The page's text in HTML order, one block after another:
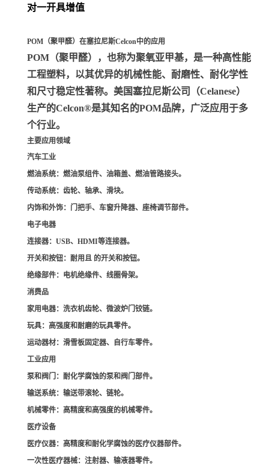
对一开具增值
POM（聚甲醛）在塞拉尼斯Celcon中的应用
POM（聚甲醛）
，也称为聚氧亚甲基，是一种高性能
工程塑料，以其优异的机械性能、耐磨性、耐化学性
和尺寸稳定性著称。美国塞拉尼斯公司（Celanese）
生产的Celcon®是其知名的POM品牌，广泛应用于多
个行业。
主要应用领域
汽车工业
燃油系统：燃油泵组件、油箱盖、燃油管路接头。
传动系统：齿轮、轴承、滑块。
内饰和外饰：门把手、车窗升降器、座椅调节部件。
电子电器
连接器：USB、HDMI等连接器。
开关和按钮：耐用且 的开关和按钮。
绝缘部件：电机绝缘件、线圈骨架。
消费品
家用电器：洗衣机齿轮、微波炉门铰链。
玩具：高强度和耐磨的玩具零件。
运动器材：滑雪板固定器、自行车零件。
工业应用
泵和阀门 ：耐化学腐蚀的泵和阀门部件。
输送系统：输送带滚轮、链轮。
机械零件：高精度和高强度的机械零件。
医疗设备
医疗仪器：高精度和耐化学腐蚀的医疗仪器部件。
一次性医疗器械：注射器、输液器零件。